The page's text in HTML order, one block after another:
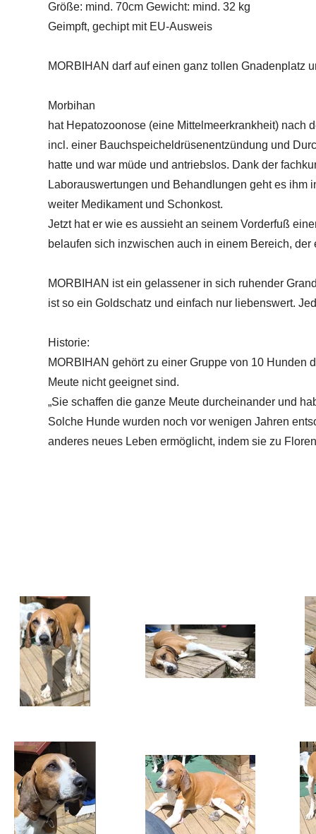
Größe: mind. 70cm Gewicht: mind. 32 kg
Geimpft, gechipt mit EU-Ausweis
MORBIHAN darf auf einen ganz tollen Gnadenplatz
Morbihan
hat Hepatozoonose (eine Mittelmeerkrankheit) nach
incl. einer Bauchspeicheldrüsenentzündung und
hatte und war müde und antriebslos. Dank der
Laborauswertungen und Behandlungen geht es ihm
weiter Medikament und Schonkost.
Jetzt hat er wie es aussieht an seinem Vorderfuß
belaufen sich inzwischen auch in einem Bereich,
MORBIHAN ist ein gelassener in sich ruhender
ist so ein Goldschatz und einfach nur liebenswert.
Historie:
MORBIHAN gehört zu einer Gruppe von 10 Hunden
Meute nicht geeignet sind.
„Sie schaffen die ganze Meute durcheinander und
Solche Hunde wurden noch vor wenigen Jahren
anderes neues Leben ermöglicht, indem sie zu